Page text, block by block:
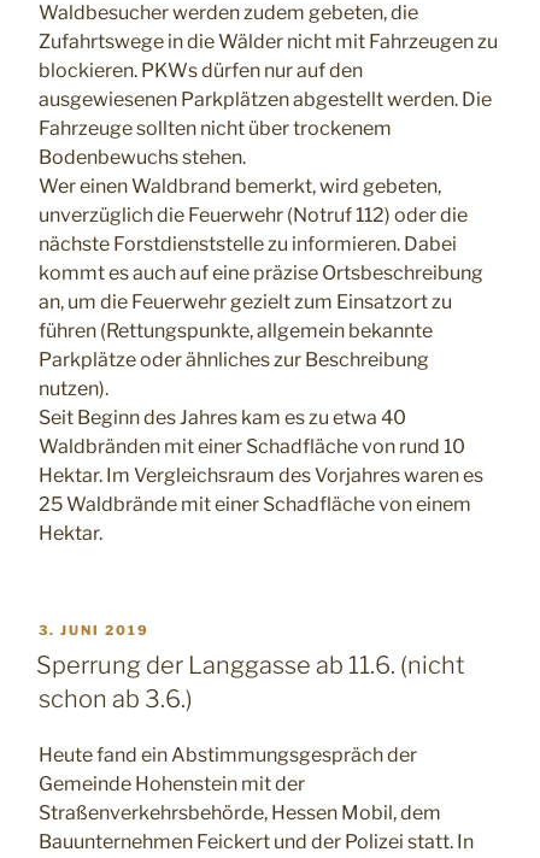
Waldbesucher werden zudem gebeten, die
Zufahrtswege in die Wälder nicht mit Fahrzeugen zu
blockieren. PKWs dürfen nur auf den
ausgewiesenen Parkplätzen abgestellt werden. Die
Fahrzeuge sollten nicht über trockenem
Bodenbewuchs stehen.
Wer einen Waldbrand bemerkt, wird gebeten,
unverzüglich die Feuerwehr (Notruf 112) oder die
nächste Forstdienststelle zu informieren. Dabei
kommt es auch auf eine präzise Ortsbeschreibung
an, um die Feuerwehr gezielt zum Einsatzort zu
führen (Rettungspunkte, allgemein bekannte
Parkplätze oder ähnliches zur Beschreibung
nutzen).
Seit Beginn des Jahres kam es zu etwa 40
Waldbränden mit einer Schadfläche von rund 10
Hektar. Im Vergleichsraum des Vorjahres waren es
25 Waldbrände mit einer Schadfläche von einem
Hektar.
VERÖFFENTLICHT
AM
3. JUNI 2019
Sperrung der Langgasse ab 11.6. (nicht
schon ab 3.6.)
Heute fand ein Abstimmungsgespräch der
Gemeinde Hohenstein mit der
Straßenverkehrsbehörde, Hessen Mobil, dem
Bauunternehmen Feickert und der Polizei statt. In